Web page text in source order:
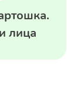
лица